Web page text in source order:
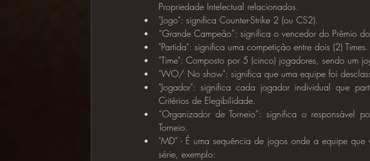
Propriedade Intelectual relacionados.
"Jogo": significa Counter-Strike 2 (ou CS2).
“Grande Campeão”: significa o vencedor do Prêmio
"Partida": significa uma competição entre dois (2) Times.
"Time": Composto por 5 (cinco) jogadores, sendo um
"WO/ No show": significa que uma equipe foi
"Jogador": significa cada jogador individual que
Critérios de Elegibilidade.
“Organizador de Torneio”: significa o responsável
Torneio.
"MD" - É uma sequência de jogos onde a equipe
série, exemplo: